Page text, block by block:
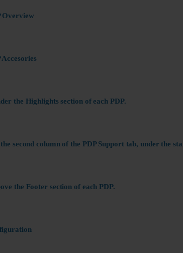
Overview
the Highlights section of each PDP.
second column of the PDP Support tab, under the
the Footer section of each PDP.